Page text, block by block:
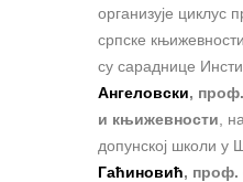
организује циклус
српске
су сараднице
Ангеловски, проф.
и књижевности ,
допунској школи у
Гаћиновић, проф.